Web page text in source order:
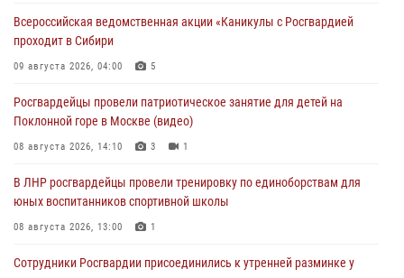
Всероссийская ведомственная акции «Каникулы с Росгвардией
проходит в Сибири
09 августа 2026, 04:00 5
Росгвардейцы провели патриотическое занятие для детей на
Поклонной горе в Москве (видео)
08 августа 2026, 14:10 3 1
В ЛНР росгвардейцы провели тренировку по единоборствам для
юных воспитанников спортивной школы
08 августа 2026, 13:00 1
Сотрудники Росгвардии присоединились к утренней разминке у